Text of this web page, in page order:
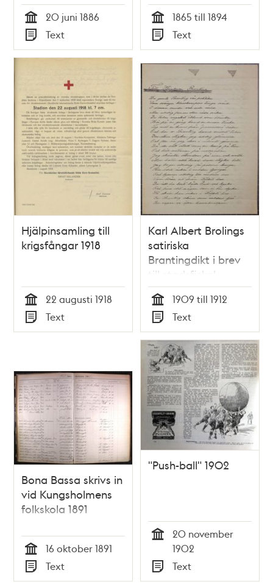
Tid
20 juni 1886
Typ
Text Tid
1865 till 1894
Typ
Text
Hjälpinsamling till
krigsfångar 1918
Tid
22 augusti 1918
Typ
Text
Karl Albert Brolings
satiriska
Brantingdikt i brev
till stadsfiskal
Stendahl
Tid
1909 till 1912
Typ
Text
Bona Bassa skrivs in
vid Kungsholmens
folkskola 1891
Tid
16 oktober 1891
Typ
Text
"Push-ball" 1902
20 november
1902
Typ
Text